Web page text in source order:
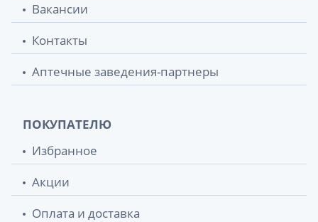
Вакансии
Контакты
Аптечные заведения-партнеры
ПОКУПАТЕЛЮ
Избранное
Акции
Оплата и доставка